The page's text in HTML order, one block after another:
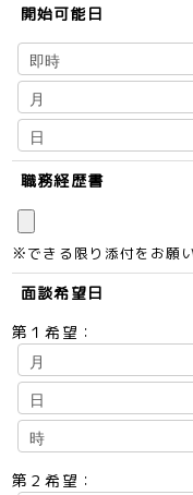
開始可能日
職務経歴書
※できる限り添付をお願
面談希望日
第１希望：
第２希望：